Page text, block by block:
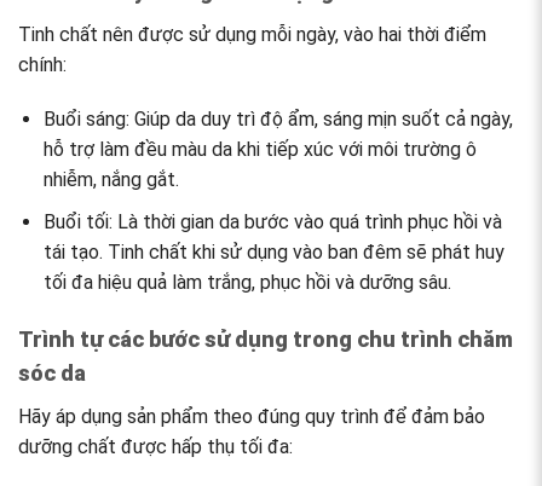
Tinh chất nên được sử dụng mỗi ngày, vào hai thời điểm
chính:
Buổi sáng: Giúp da duy trì độ ẩm, sáng mịn suốt cả ngày,
hỗ trợ làm đều màu da khi tiếp xúc với môi trường ô
nhiễm, nắng gắt.
Buổi tối: Là thời gian da bước vào quá trình phục hồi và
tái tạo. Tinh chất khi sử dụng vào ban đêm sẽ phát huy
tối đa hiệu quả làm trắng, phục hồi và dưỡng sâu.
Trình tự các bước sử dụng trong chu trình chăm
sóc da
Hãy áp dụng sản phẩm theo đúng quy trình để đảm bảo
dưỡng chất được hấp thụ tối đa: